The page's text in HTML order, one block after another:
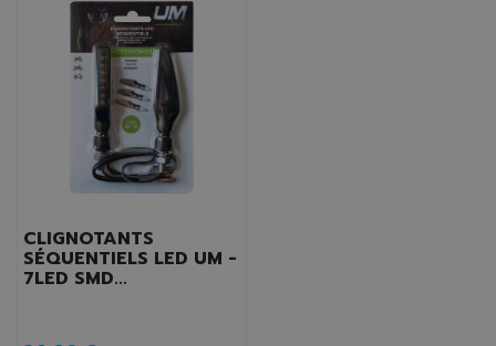
CLIGNOTANTS
SÉQUENTIELS LED UM -
7LED SMD...